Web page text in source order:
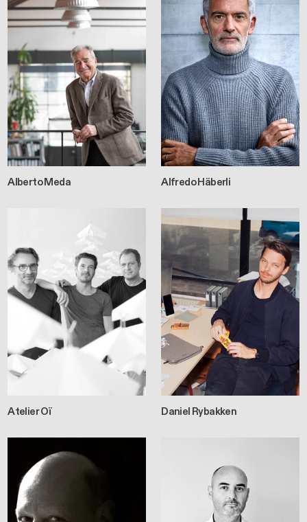
Alberto Meda Alfredo Häberli
Atelier Oï Daniel Rybakken